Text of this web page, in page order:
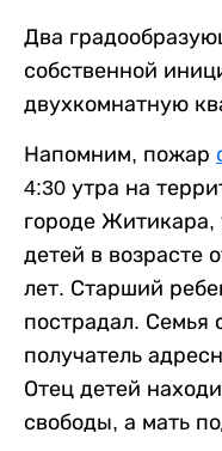
Два
собственной
двухкомнатную
Напомним, пожар
4:30 утра на
городе
детей в возрасте
лет. Старший
пострадал. Семья
получатель
Отец детей
свободы, а мать